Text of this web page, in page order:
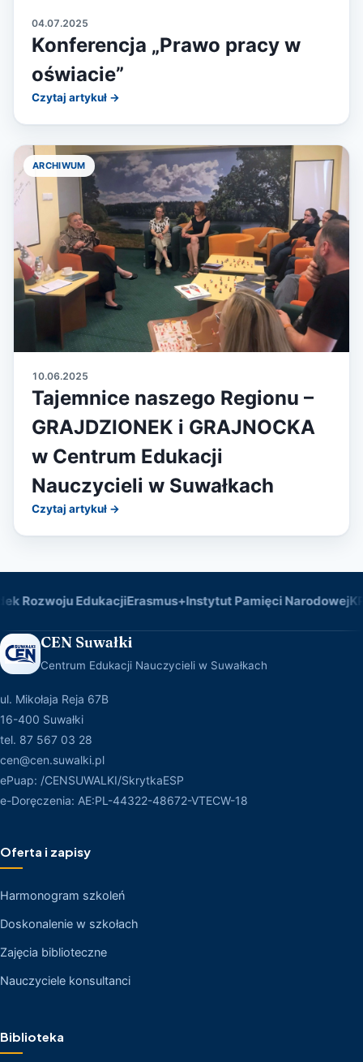
04.07.2025
Konferencja „Prawo pracy w
oświacie”
Czytaj artykuł →
ARCHIWUM
10.06.2025
Tajemnice naszego Regionu –
GRAJDZIONEK i GRAJNOCKA
w Centrum Edukacji
Nauczycieli w Suwałkach
Czytaj artykuł →
EdukacjiErasmus+Instytut Pamięci NarodowejKPO —
CEN Suwałki
Centrum Edukacji Nauczycieli w Suwałkach
ul. Mikołaja Reja 67B
16-400 Suwałki
tel. 87 567 03 28
cen@cen.suwalki.pl
ePuap: /CENSUWALKI/SkrytkaESP
e-Doręczenia: AE:PL-44322-48672-VTECW-18
Oferta i zapisy
Harmonogram szkoleń
Doskonalenie w szkołach
Zajęcia biblioteczne
Nauczyciele konsultanci
Biblioteka